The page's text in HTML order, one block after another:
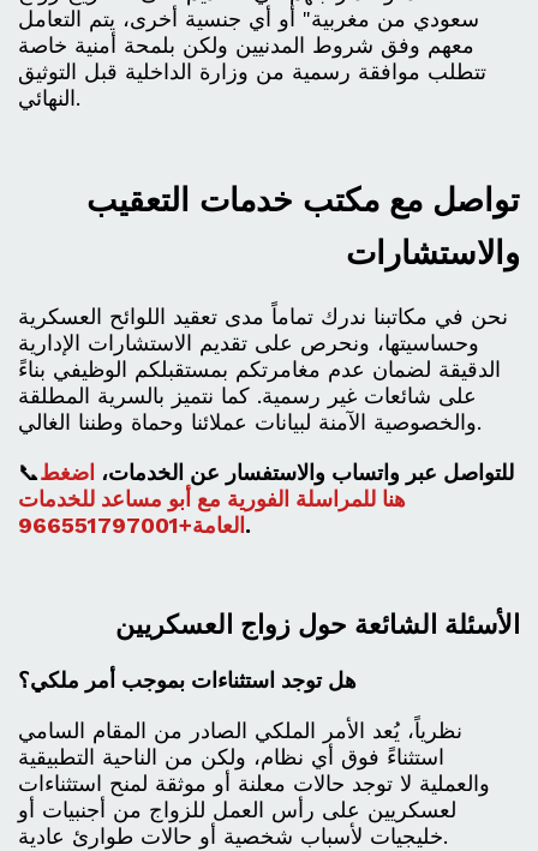
سعودي من مغربية" أو أي جنسية أخرى، يتم التعامل
معهم وفق شروط المدنيين ولكن بلمحة أمنية خاصة
تتطلب موافقة رسمية من وزارة الداخلية قبل التوثيق
النهائي.
تواصل مع مكتب خدمات التعقيب
والاستشارات
نحن في مكاتبنا ندرك تماماً مدى تعقيد اللوائح العسكرية
وحساسيتها، ونحرص على تقديم الاستشارات الإدارية
الدقيقة لضمان عدم مغامرتكم بمستقبلكم الوظيفي بناءً
على شائعات غير رسمية. كما نتميز بالسرية المطلقة
والخصوصية الآمنة لبيانات عملائنا وحماة وطننا الغالي.
📞
للتواصل عبر واتساب والاستفسار عن الخدمات، اضغط
هنا للمراسلة الفورية مع أبو مساعد للخدمات
العامة+966551797001 .
الأسئلة الشائعة حول زواج العسكريين
هل توجد استثناءات بموجب أمر ملكي؟
نظرياً، يُعد الأمر الملكي الصادر من المقام السامي
استثناءً فوق أي نظام، ولكن من الناحية التطبيقية
والعملية لا توجد حالات معلنة أو موثقة لمنح استثناءات
لعسكريين على رأس العمل للزواج من أجنبيات أو
خليجيات لأسباب شخصية أو حالات طوارئ عادية.